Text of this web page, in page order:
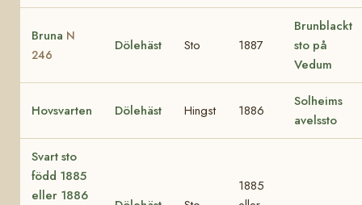
Bruna N
246
Dölehäst Sto 1887
Brunblackt
sto på
Vedum
Hovsvarten Dölehäst Hingst 1886
Solheims
avelssto
Svart sto
född 1885
eller 1886
1885